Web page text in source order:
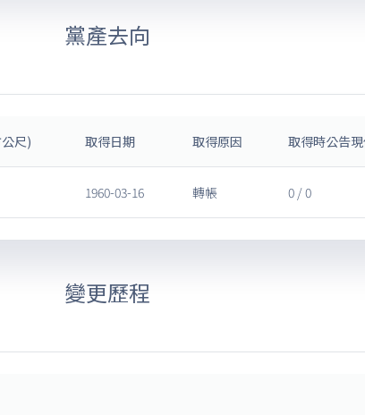
黨產去向
尺) 取得日期 取得原因 取得時公告
1960-03-16 轉帳 0 / 0
變更歷程